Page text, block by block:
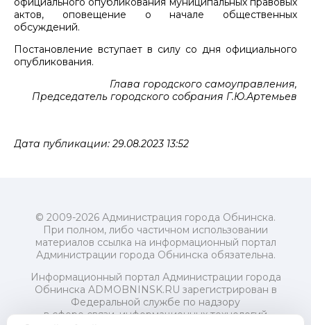
актов, оповещение о начале общественных
обсуждений.
Постановление вступает в силу со дня официального
опубликования.
Глава городского самоуправления,
Председатель городского собрания Г.Ю.Артемьев
Дата публикации: 29.08.2023 13:52
© 2009-2026 Администрация города Обнинска.
При полном, либо частичном использовании
материалов ссылка на информационный портал
Администрации города Обнинска обязательна.
Информационный портал Администрации города
Обнинска ADMOBNINSK.RU зарегистрирован в
Федеральной службе по надзору
в сфере связи, информационных технологий